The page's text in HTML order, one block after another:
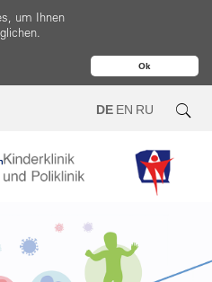
Ok
um Ihnen
DE EN RU